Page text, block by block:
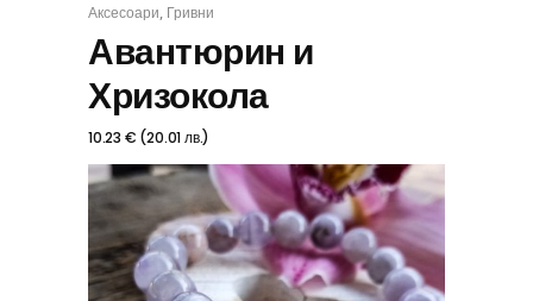
КУПИ
Аксесоари, Гривни
Авантюрин и
Хризокола
10.23 € (20.01лв.)